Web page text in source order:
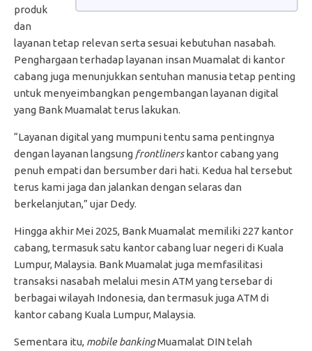
produk
dan
layanan tetap relevan serta sesuai kebutuhan nasabah.
Penghargaan terhadap layanan insan Muamalat di kantor
cabang juga menunjukkan sentuhan manusia tetap penting
untuk menyeimbangkan pengembangan layanan digital
yang Bank Muamalat terus lakukan.
“Layanan digital yang mumpuni tentu sama pentingnya
dengan layanan langsung frontlinerskantor cabang yang
penuh empati dan bersumber dari hati. Kedua hal tersebut
terus kami jaga dan jalankan dengan selaras dan
berkelanjutan,” ujar Dedy.
Hingga akhir Mei 2025, Bank Muamalat memiliki 227 kantor
cabang, termasuk satu kantor cabang luar negeri di Kuala
Lumpur, Malaysia. Bank Muamalat juga memfasilitasi
transaksi nasabah melalui mesin ATM yang tersebar di
berbagai wilayah Indonesia, dan termasuk juga ATM di
kantor cabang Kuala Lumpur, Malaysia.
Sementara itu, mobile bankingMuamalat DIN telah